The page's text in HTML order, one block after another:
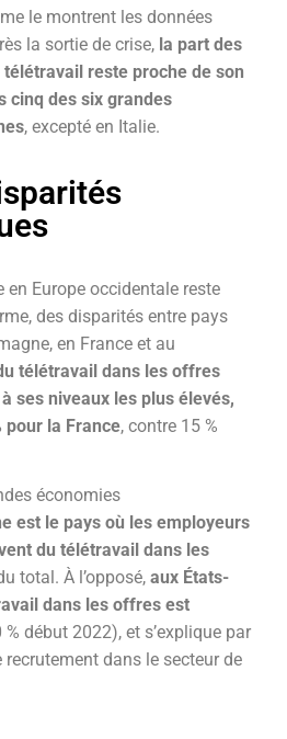
le montrent les données
la sortie de crise, la part des
reste proche de son
cinq des six grandes
, excepté en Italie.
en Europe occidentale reste
des disparités entre pays
en France et au
télétravail dans les offres
ses niveaux les plus élevés,
pour la France, contre 15 %
économies
est le pays où les employeurs
du télétravail dans les
total. À l’opposé, aux États-
dans les offres est
% début 2022), et s’explique par
recrutement dans le secteur de